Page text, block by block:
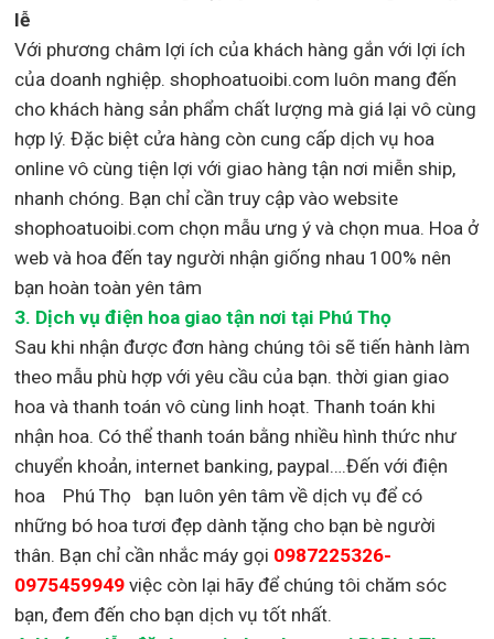
lễ
Với phương châm lợi ích của khách hàng gắn với lợi ích
của doanh nghiệp. shophoatuoibi.com luôn mang đến
cho khách hàng sản phẩm chất lượng mà giá lại vô cùng
hợp lý. Đặc biệt cửa hàng còn cung cấp dịch vụ hoa
online vô cùng tiện lợi với giao hàng tận nơi miễn ship,
nhanh chóng. Bạn chỉ cần truy cập vào website
shophoatuoibi.com chọn mẫu ưng ý và chọn mua. Hoa ở
web và hoa đến tay người nhận giống nhau 100% nên
bạn hoàn toàn yên tâm
3. Dịch vụ điện hoa giao tận nơi tại Phú Thọ
Sau khi nhận được đơn hàng chúng tôi sẽ tiến hành làm
theo mẫu phù hợp với yêu cầu của bạn. thời gian giao
hoa và thanh toán vô cùng linh hoạt. Thanh toán khi
nhận hoa. Có thể thanh toán bằng nhiều hình thức như
chuyển khoản, internet banking, paypal….Đến với điện
hoa Phú Thọ bạn luôn yên tâm về dịch vụ để có
những bó hoa tươi đẹp dành tặng cho bạn bè người
thân. Bạn chỉ cần nhắc máy gọi 0987225326-
0975459949việc còn lại hãy để chúng tôi chăm sóc
bạn, đem đến cho bạn dịch vụ tốt nhất.